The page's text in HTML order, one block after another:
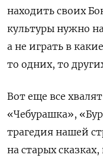
находить своих
культуры нужно
а не играть в
то одних, то
Вот еще все
«Чебурашка»,
трагедия нашей
на старых